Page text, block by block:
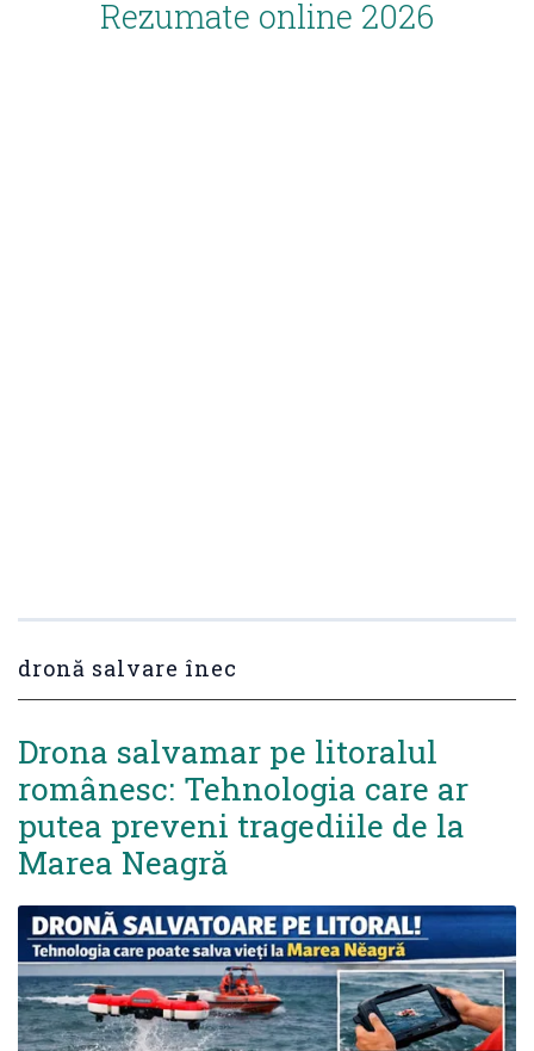
Rezumate online 2026
dronă salvare înec
Drona salvamar pe litoralul
românesc: Tehnologia care ar
putea preveni tragediile de la
Marea Neagră